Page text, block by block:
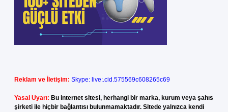
Reklam ve İletişim: Skype: live:.cid.575569c608265c69
Yasal Uyarı: Bu internet sitesi, herhangi bir marka, kurum veya şahıs
şirketi ile hiçbir bağlantısı bulunmamaktadır. Sitede yalnızca kendi